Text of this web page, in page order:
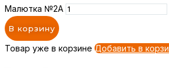
Малютка №2А
В корзину
Товар уже в корзине Добавить в